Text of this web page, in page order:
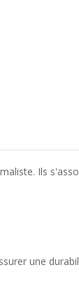
Ils
une